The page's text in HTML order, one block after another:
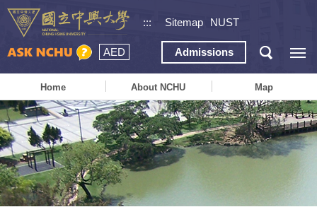
::: Sitemap NUST
AED Admissions
Home About NCHU Map